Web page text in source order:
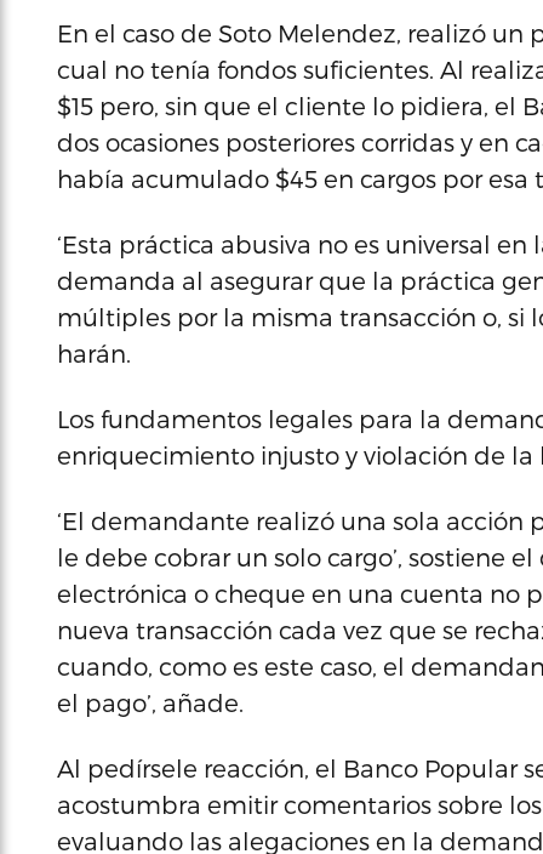
En el caso de Soto Melendez, realizó un
cual no tenía fondos suficientes. Al
$15 pero, sin que el cliente lo pidiera, el
dos ocasiones posteriores corridas y en
había acumulado $45 en cargos por esa
‘Esta práctica abusiva no es universal
demanda al asegurar que la práctica
múltiples por la misma transacción o, si
harán.
Los fundamentos legales para la
enriquecimiento injusto y violación de la
‘El demandante realizó una sola acción
le debe cobrar un solo cargo’, sostiene
electrónica o cheque en una cuenta no
nueva transacción cada vez que se
cuando, como es este caso, el
el pago’, añade.
Al pedírsele reacción, el Banco Popular
acostumbra emitir comentarios sobre
evaluando las alegaciones en la